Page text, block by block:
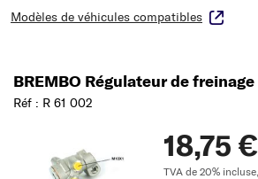
Modèles de véhicules compatibles
BREMBO Régulateur de freinage
Réf : R 61 002
18,75 €
TVA de 20% incluse,